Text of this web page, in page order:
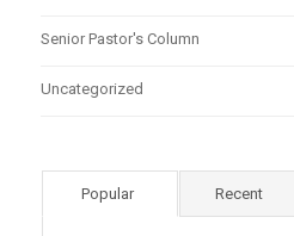
Senior Pastor's Column
Uncategorized
Popular Recent